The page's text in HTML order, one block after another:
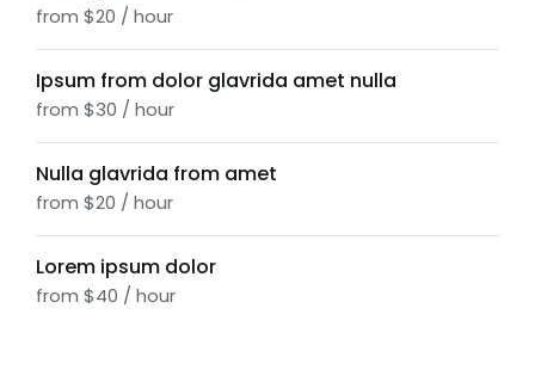
from $20 / hour
Ipsum from dolor glavrida amet nulla
from $30 / hour
Nulla glavrida from amet
from $20 / hour
Lorem ipsum dolor
from $40 / hour